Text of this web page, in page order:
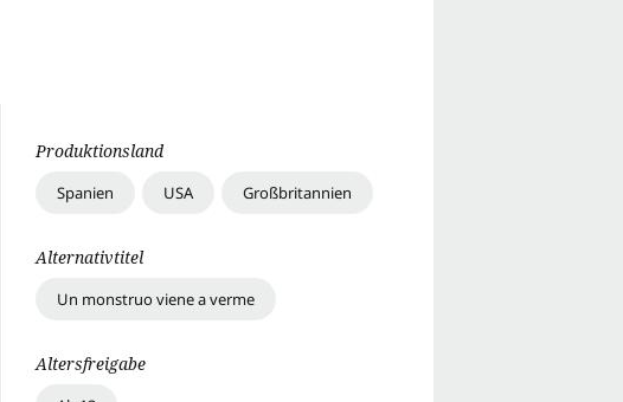
Produktionsland
Spanien USA Großbritannien
Alternativtitel
Un monstruo viene a verme
Altersfreigabe